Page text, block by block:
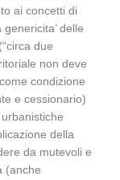
ai concetti di
delle
due
non deve
condizione
e cessionario)
della
da mutevoli e
(anche